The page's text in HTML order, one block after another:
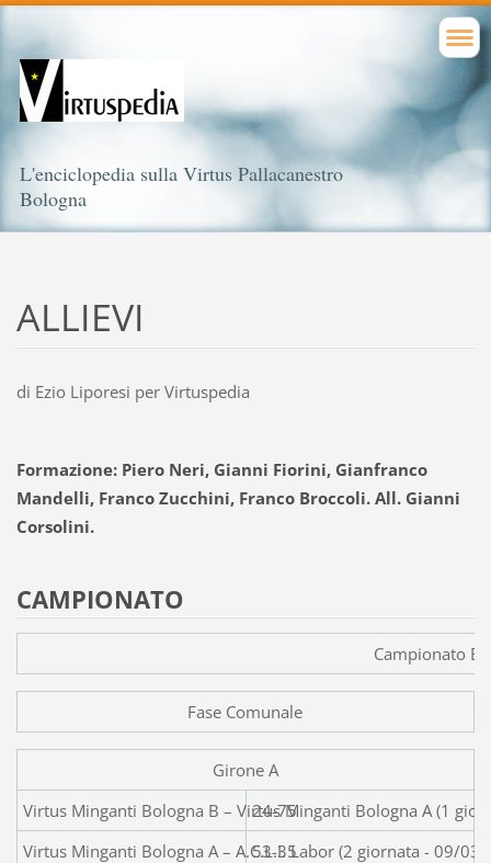
L'enciclopedia sulla Virtus Pallacanestro
Bologna
ALLIEVI
di Ezio Liporesi per Virtuspedia
Formazione: Piero Neri, Gianni Fiorini, Gianfranco
Mandelli, Franco Zucchini, Franco Broccoli. All. Gianni
Corsolini.
CAMPIONATO
Campionato
Fase Comunale
Girone A
Virtus Minganti Bologna B – Virtus Minganti Bologna A (1
24-75
Virtus Minganti Bologna A – A.C.L.I. Labor (2 giornata - 09/
53-35